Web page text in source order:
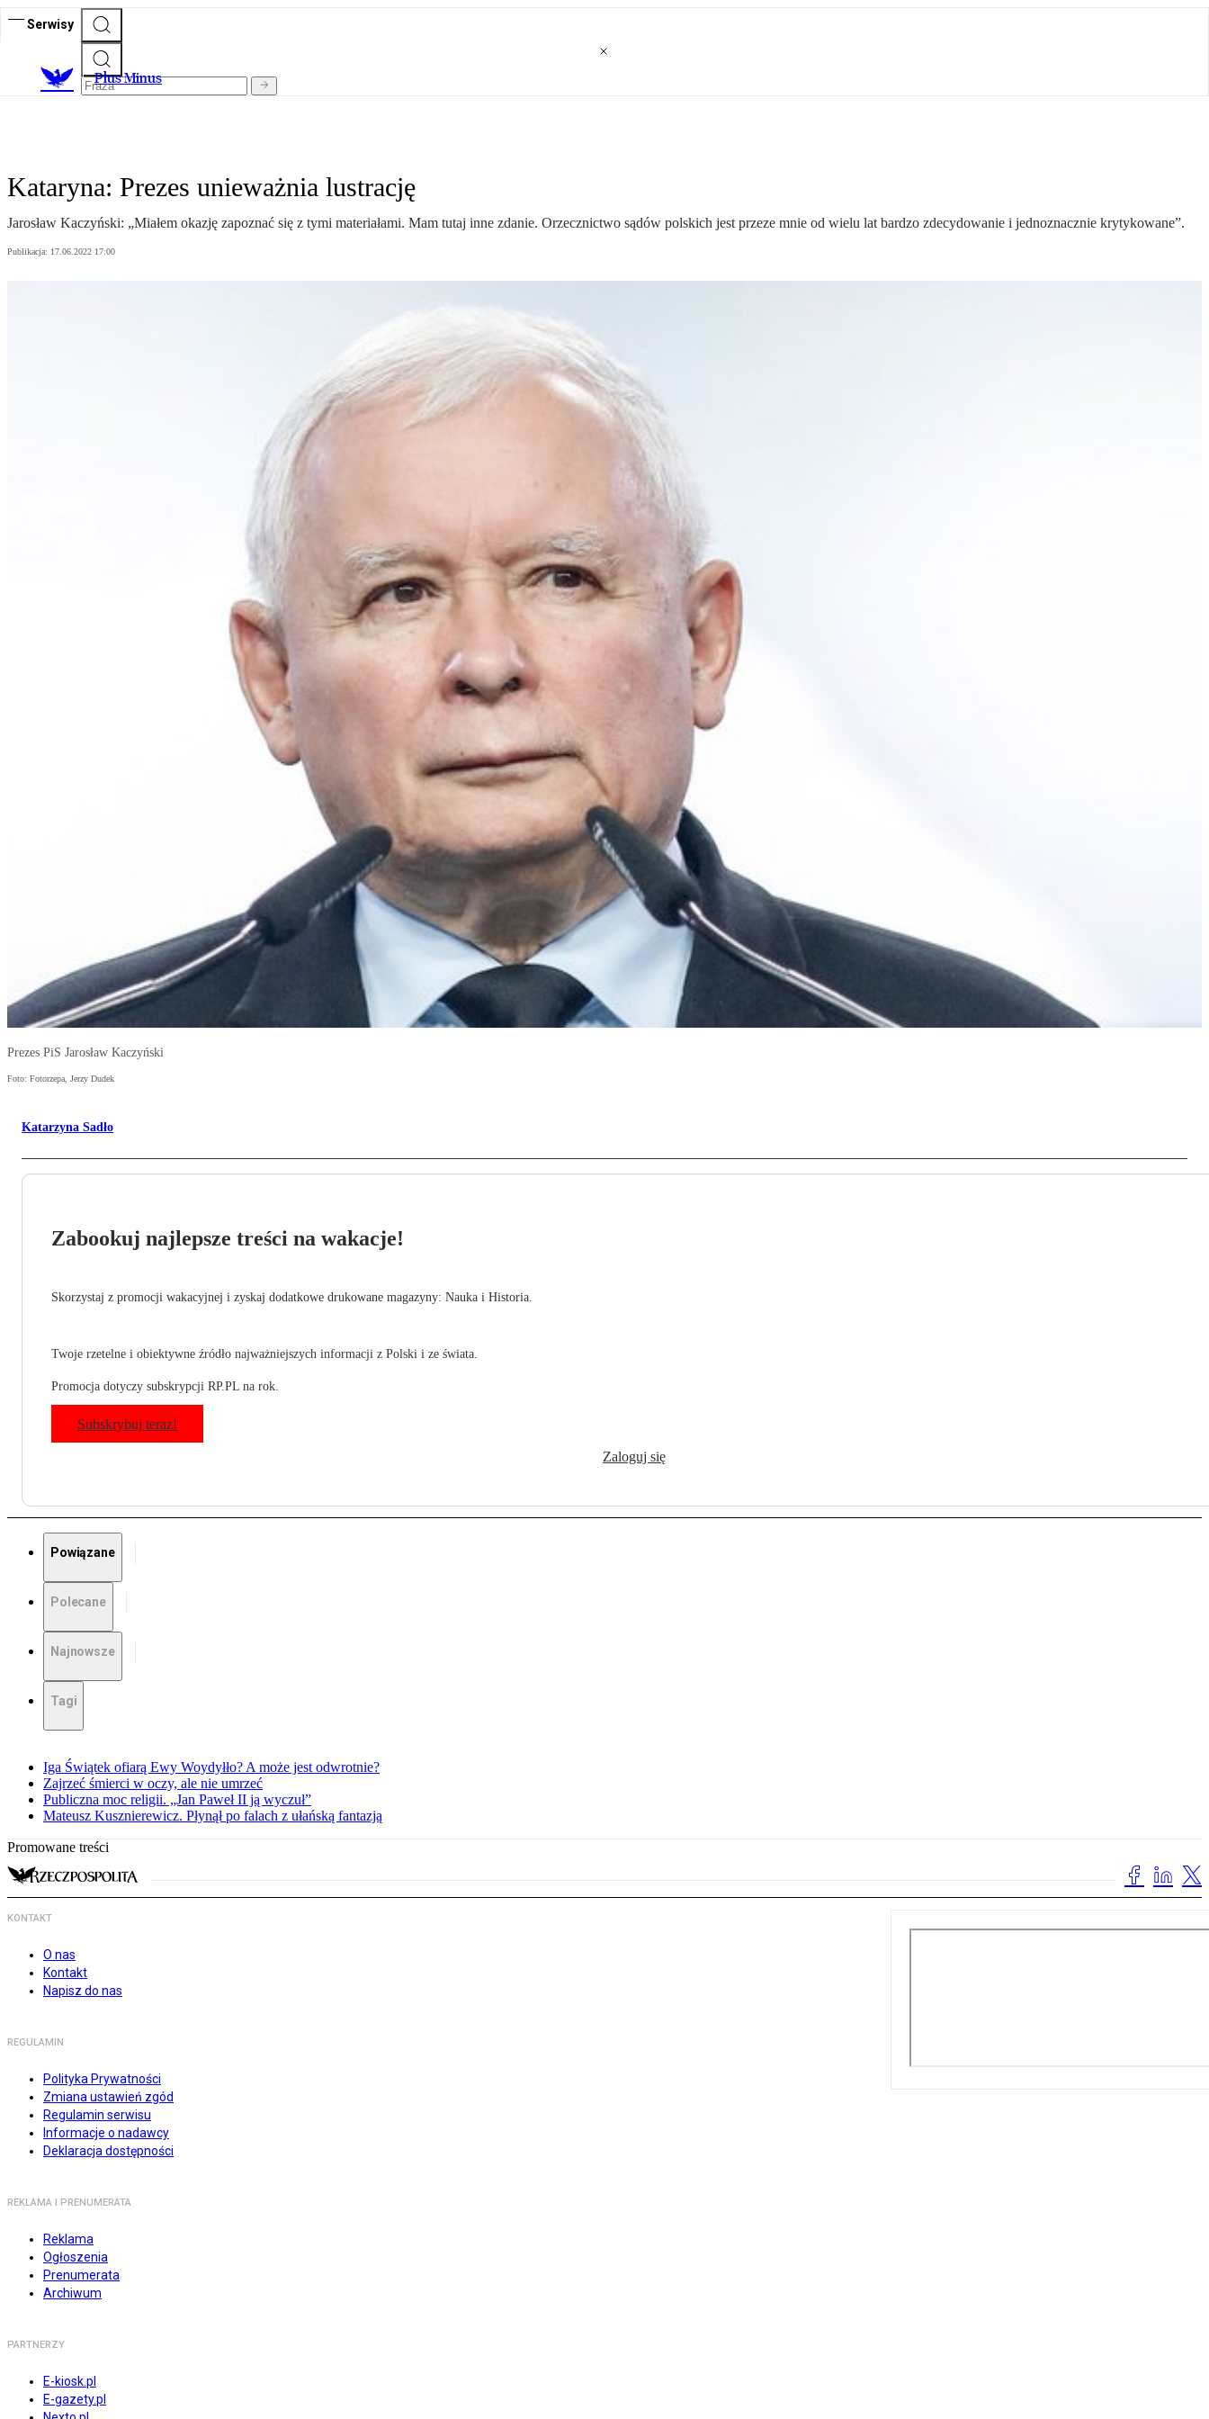
Serwisy
Plus Minus
Kataryna: Prezes unieważnia lustrację
Jarosław Kaczyński: „Miałem okazję zapoznać się z tymi materiałami. Mam tutaj inne zdanie. Orzecznictwo sądów polskich jest przeze mnie od wielu lat bardzo zdecydowanie i jednoznacznie krytykowane”.
Publikacja: 17.06.2022 17:00
Prezes PiS Jarosław Kaczyński
Foto: Fotorzepa, Jerzy Dudek
Katarzyna Sadło
Zabookuj najlepsze treści na wakacje!
Skorzystaj z promocji wakacyjnej i zyskaj dodatkowe drukowane magazyny: Nauka i Historia.
Twoje rzetelne i obiektywne źródło najważniejszych informacji z Polski i ze świata.
Promocja dotyczy subskrypcji RP.PL na rok.
Subskrybuj teraz!
Zaloguj się
Powiązane
Polecane
Najnowsze
Tagi
Iga Świątek ofiarą Ewy Woydyłło? A może jest odwrotnie?
Zajrzeć śmierci w oczy, ale nie umrzeć
Publiczna moc religii. „Jan Paweł II ją wyczuł”
Mateusz Kusznierewicz. Płynął po falach z ułańską fantazją
Promowane treści
KONTAKT
O nas
Kontakt
Napisz do nas
REGULAMIN
Polityka Prywatności
Zmiana ustawień zgód
Regulamin serwisu
Informacje o nadawcy
Deklaracja dostępności
REKLAMA I PRENUMERATA
Reklama
Ogłoszenia
Prenumerata
Archiwum
PARTNERZY
E-kiosk.pl
E-gazety.pl